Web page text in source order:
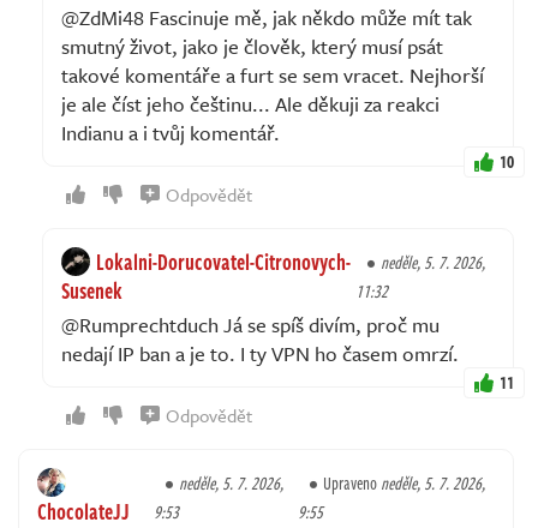
@ZdMi48 Fascinuje mě, jak někdo může mít tak
smutný život, jako je člověk, který musí psát
takové komentáře a furt se sem vracet. Nejhorší
je ale číst jeho češtinu... Ale děkuji za reakci
Indianu a i tvůj komentář.
10
Odpovědět
Lokalni-Dorucovatel-Citronovych-
Susenek
neděle, 5. 7. 2026,
11:32
@Rumprechtduch Já se spíš divím, proč mu
nedají IP ban a je to. I ty VPN ho časem omrzí.
11
Odpovědět
ChocolateJJ
neděle, 5. 7. 2026,
9:53
Upravenoneděle, 5. 7. 2026,
9:55